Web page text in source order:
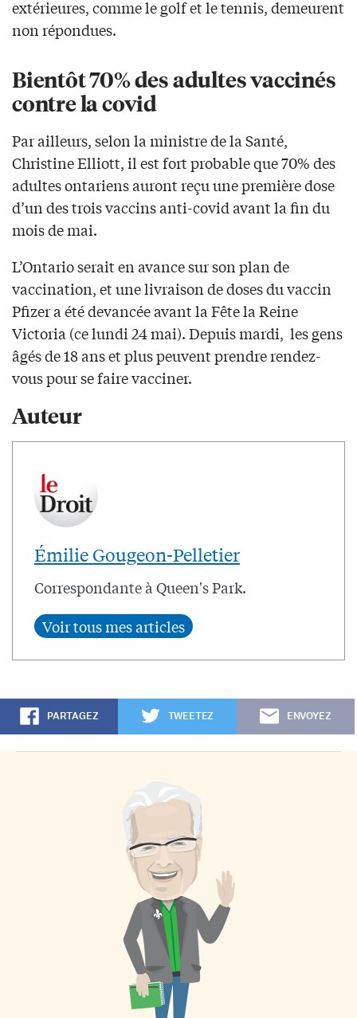
extérieures, comme le golf et le tennis, demeurent
non répondues.
Bientôt 70% des adultes vaccinés
contre la covid
Par ailleurs, selon la ministre de la Santé,
Christine Elliott, il est fort probable que 70% des
adultes ontariens auront reçu une première dose
d’un des trois vaccins anti-covid avant la fin du
mois de mai.
L’Ontario serait en avance sur son plan de
vaccination, et une livraison de doses du vaccin
Pfizer a été devancée avant la Fête la Reine
Victoria (ce lundi 24 mai). Depuis mardi, les gens
âgés de 18 ans et plus peuvent prendre rendez-
vous pour se faire vacciner.
Auteur
Émilie Gougeon-Pelletier
Correspondante à Queen's Park.
PARTAGEZ TWEETEZ ENVOYEZ